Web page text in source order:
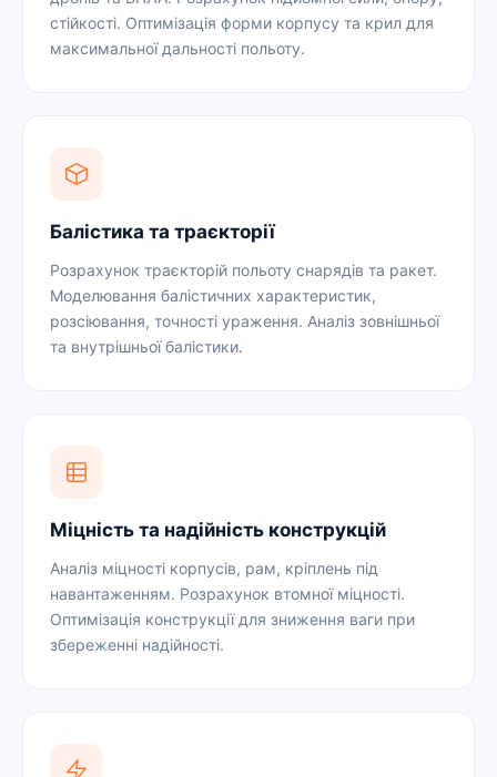
стійкості. Оптимізація форми корпусу та крил для
максимальної дальності польоту.
Балістика та траєкторії
Розрахунок траєкторій польоту снарядів та ракет.
Моделювання балістичних характеристик,
розсіювання, точності ураження. Аналіз зовнішньої
та внутрішньої балістики.
Міцність та надійність конструкцій
Аналіз міцності корпусів, рам, кріплень під
навантаженням. Розрахунок втомної міцності.
Оптимізація конструкції для зниження ваги при
збереженні надійності.